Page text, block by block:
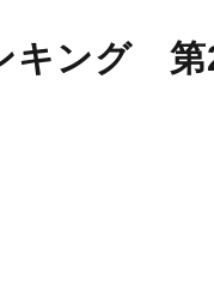
キング 第